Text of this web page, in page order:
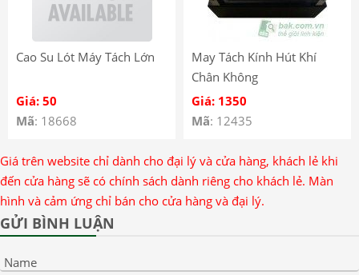
Cao Su Lót Máy Tách Lớn
Giá: 50
Mã: 18668
May Tách Kính Hút Khí
Chân Không
Giá: 1350
Mã: 12435
Giá trên website chỉ dành cho đại lý và cửa hàng, khách lẻ khi
đến cửa hàng sẽ có chính sách dành riêng cho khách lẻ. Màn
hình và cảm ứng chỉ bán cho cửa hàng và đại lý.
GỬI BÌNH LUẬN
Name